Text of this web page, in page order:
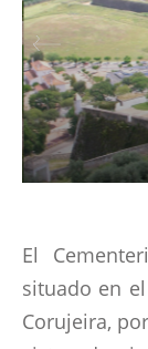
El
situado en
Corujeira,